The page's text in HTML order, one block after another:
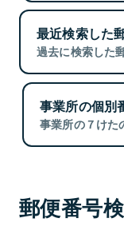
最近検索した
過去に検索した
事業所の個別
事業所の７けた
郵便番号